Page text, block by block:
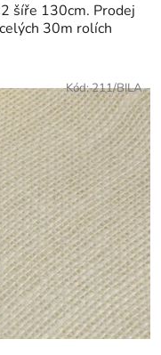
šíře 130cm. Prodej
30m rolích
Kód:211/BILA